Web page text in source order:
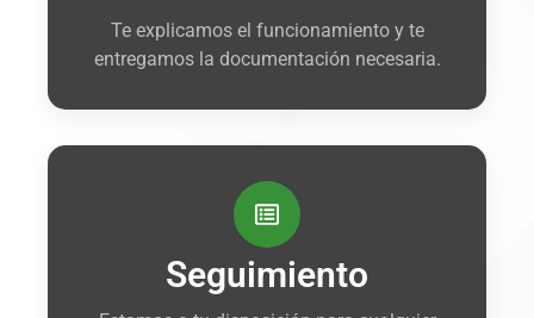
Te explicamos el funcionamiento y te
entregamos la documentación necesaria.
Seguimiento